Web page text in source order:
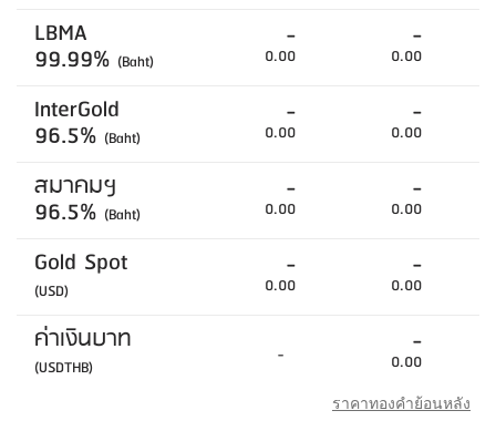
LBMA
99.99% (Baht)
-
0.00
-
0.00
InterGold
96.5% (Baht)
-
0.00
-
0.00
สมาคมฯ
96.5% (Baht)
-
0.00
-
0.00
Gold Spot
(USD)
-
0.00
-
0.00
ค่าเงินบาท
(USDTHB) - -
0.00
ราคาทองคำย้อนหลัง